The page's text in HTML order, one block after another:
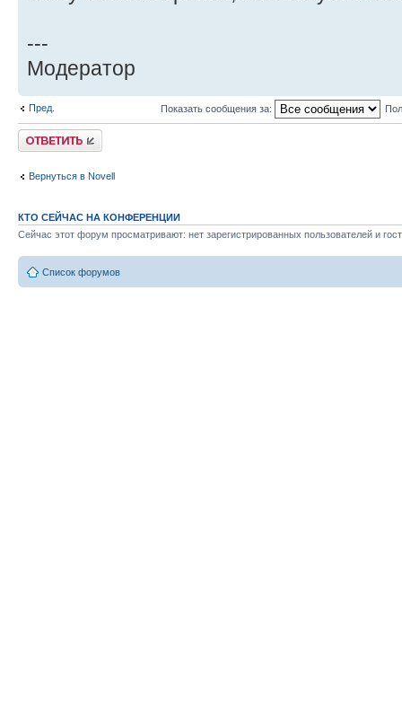
---
Модератор
Пред. Показать сообщения за:
Ответить
Вернуться в Novell
КТО СЕЙЧАС НА КОНФЕРЕНЦИИ
Сейчас этот форум просматривают: нет зарегистрированных пользователей и
Список форумов